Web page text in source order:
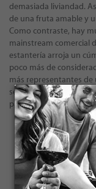
demasiada liviandad.
de una fruta amable y
Como contraste, hay
mainstream comercial
estantería arroja un
poco más de
más representantes
sentido, que favorece
particular y bienvenida.
← VOLVER A
ABRIL 2023